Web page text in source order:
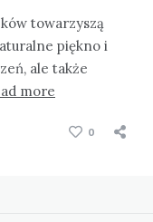
towarzyszą
piękno i
ale także
more
0